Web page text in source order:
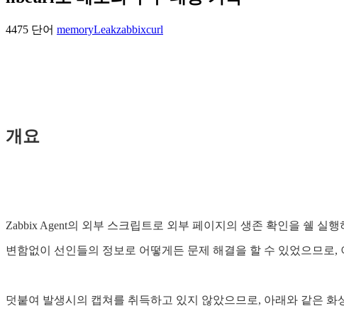
4475 단어 memoryLeakzabbixcurl
개요
Zabbix Agent의 외부 스크립트로 외부 페이지의 생존 확인을 쉘 실
변함없이 선인들의 정보로 어떻게든 문제 해결을 할 수 있었으므로
덧붙여 발생시의 캡쳐를 취득하고 있지 않았으므로, 아래와 같은